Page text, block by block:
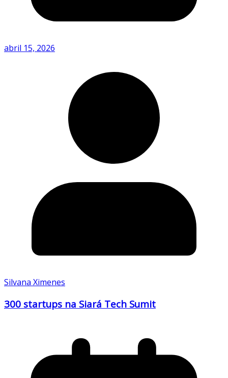
abril 15, 2026
Silvana Ximenes
300 startups na Siará Tech Sumit